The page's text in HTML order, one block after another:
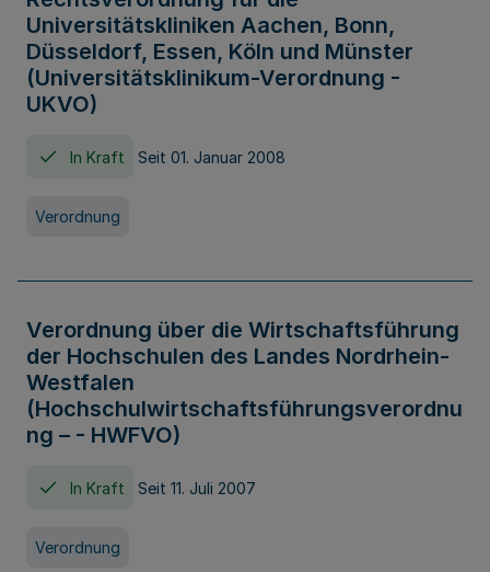
Universitätskliniken Aachen, Bonn,
Düsseldorf, Essen, Köln und Münster
(Universitätsklinikum-Verordnung -
UKVO)
In Kraft Seit 01. Januar 2008
Verordnung
Verordnung über die Wirtschaftsführung
der Hochschulen des Landes Nordrhein-
Westfalen
(Hochschulwirtschaftsführungsverordnu
ng – - HWFVO)
In Kraft Seit 11. Juli 2007
Verordnung